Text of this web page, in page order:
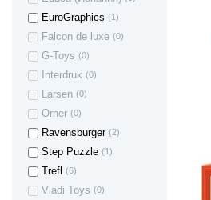
EuroGraphics (1)
Falcon de luxe (0)
G-Toys (0)
Interdruk (0)
Larsen (0)
Orner (0)
Ravensburger (2)
Step Puzzle (1)
Trefl (6)
Vladi Toys (0)